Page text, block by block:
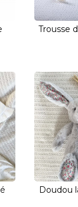
Trousse
Doudou